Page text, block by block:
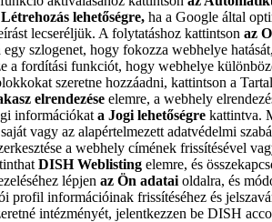
lehetőségre, ha a Google által
lecseréljük. A folytatáshoz kattintson az
szlogenet, hogy fokozza webhelye
a fordítási funkciót, hogy webhelye
szeretne hozzáadni, kattintson a
elrendezése elemre, a webhely
információkat a Jogi lehetőségre kattintva.
vagy az alapértelmezett adatvédelmi
a webhely címének frissítésével
DISH Weblisting elemre, és
lépjen az Ön adatai oldalra, és
profil információinak frissítéséhez és
intézményét, jelentkezzen be DISH